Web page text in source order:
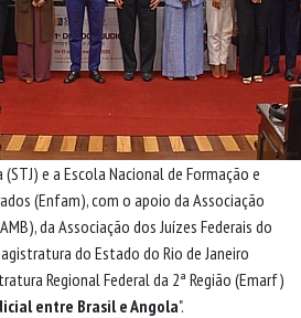
e a Escola Nacional de Formação e
(Enfam), com o apoio da Associação
da Associação dos Juízes Federais do
do Estado do Rio de Janeiro
Regional Federal da 2ª Região (Emarf)
entre Brasil e Angola".